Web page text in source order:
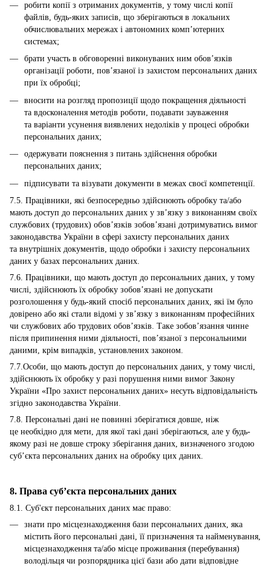
робити копії з отриманих документів, у тому числі копії
файлів, будь-яких записів, що зберігаються в локальних
обчислювальних мережах і автономних комп’ютерних
системах;
брати участь в обговоренні виконуваних ним обов’язків
організації роботи, пов’язаної із захистом персональних даних
при їх обробці;
вносити на розгляд пропозиції щодо покращення діяльності
та вдосконалення методів роботи, подавати зауваження
та варіанти усунення виявлених недоліків у процесі обробки
персональних даних;
одержувати пояснення з питань здійснення обробки
персональних даних;
підписувати та візувати документи в межах своєї компетенції.
7.5. Працівники, які безпосередньо здійснюють обробку та/або
мають доступ до персональних даних у зв’язку з виконанням своїх
службових (трудових) обов’язків зобов’язані дотримуватись вимог
законодавства України в сфері захисту персональних даних
та внутрішніх документів, щодо обробки і захисту персональних
даних у базах персональних даних.
7.6. Працівники, що мають доступ до персональних даних, у тому
числі, здійснюють їх обробку зобов’язані не допускати
розголошення у будь-який спосіб персональних даних, які їм було
довірено або які стали відомі у зв’язку з виконанням професійних
чи службових або трудових обов’язків. Таке зобов’язання чинне
після припинення ними діяльності, пов’язаної з персональними
даними, крім випадків, установлених законом.
7.7.Особи, що мають доступ до персональних даних, у тому числі,
здійснюють їх обробку у разі порушення ними вимог Закону
України «Про захист персональних даних» несуть відповідальність
згідно законодавства України.
7.8. Персональні дані не повинні зберігатися довше, ніж
це необхідно для мети, для якої такі дані зберігаються, але у будь-
якому разі не довше строку зберігання даних, визначеного згодою
суб’єкта персональних даних на обробку цих даних.
8. Права суб’єкта персональних даних
8.1. Суб'єкт персональних даних має право:
знати про місцезнаходження бази персональних даних, яка
містить його персональні дані, її призначення та найменування,
місцезнаходження та/або місце проживання (перебування)
володільця чи розпорядника цієї бази або дати відповідне